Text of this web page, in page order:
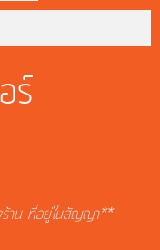
ร์
ร้าน ที่อยู่ในสัญญา**